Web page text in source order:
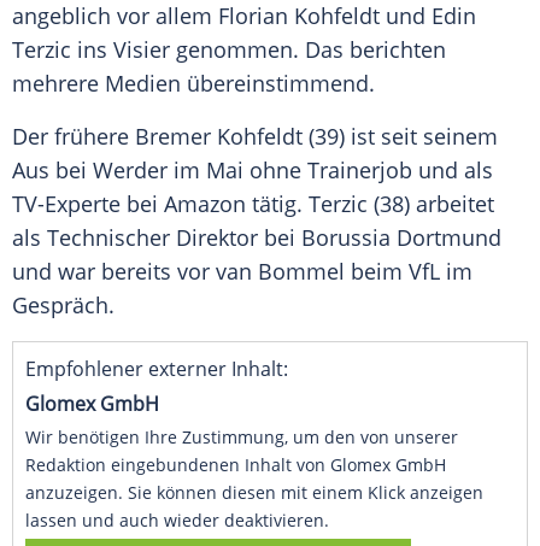
angeblich vor allem Florian Kohfeldt und Edin
Terzic ins Visier genommen. Das berichten
mehrere Medien übereinstimmend.
Der frühere Bremer Kohfeldt (39) ist seit seinem
Aus bei Werder im Mai ohne Trainerjob und als
TV-Experte bei Amazon tätig. Terzic (38) arbeitet
als Technischer Direktor bei Borussia Dortmund
und war bereits vor van Bommel beim VfL im
Gespräch.
Empfohlener externer Inhalt:
Glomex GmbH
Wir benötigen Ihre Zustimmung, um den von unserer
Redaktion eingebundenen Inhalt von Glomex GmbH
anzuzeigen. Sie können diesen mit einem Klick anzeigen
lassen und auch wieder deaktivieren.